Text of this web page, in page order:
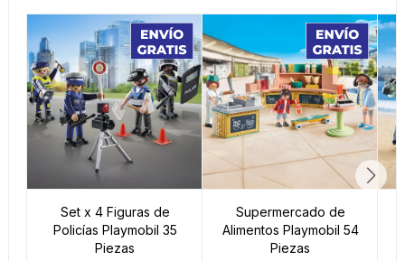
Set x 4 Figuras de
Policías Playmobil 35
Piezas
Supermercado de
Alimentos Playmobil 54
Piezas